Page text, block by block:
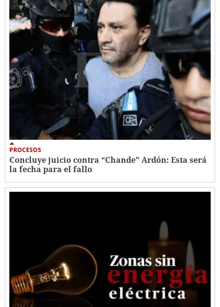
PROCESOS
Concluye juicio contra “Chande” Ardón: Esta será
la fecha para el fallo